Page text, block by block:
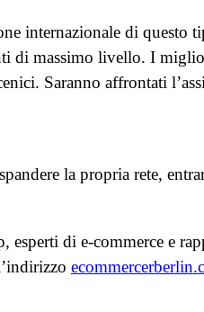
internazionale di questo
di massimo livello. I
Saranno affrontati
la propria rete,
di e-commerce e